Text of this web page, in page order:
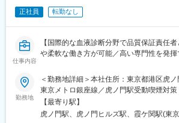
・システム障害時の対応統括
■入社後にお任せする業務：
現行SAP環境から新システムへの移行に
マスタ・契約マスタなどのデータ設計お
当いただきます。従来の属人的な運用から
グ・財務部門との連携をリードしていた
■将来的に担う業務：
データガバナンス領域の責任者として組織
正社員 転勤なし
仕事内容
【国際的な血液診断分野で品質保証責任
や柔軟な働き方が可能／高い専門性を発揮
り扱っています。
・本ポジションでは品質保証部門の責任者
理、法令対応、社内外の監査、顧客対応な
す。
・グローバル基準での品質保証体制を推進
勤務地
＜勤務地詳細＞本社住所：東京都港区虎
東京メトロ銀座線／虎ノ門駅受動喫煙対
範囲：会社の定める事業所
【最寄り駅】
虎ノ門駅、虎ノ門ヒルズ駅、霞ケ関駅(東